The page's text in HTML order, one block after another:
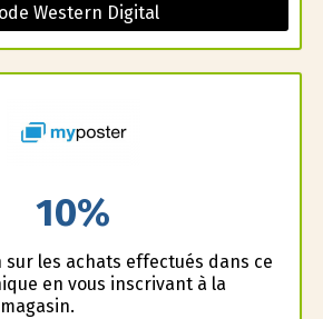
Western Digital
10%
sur les achats effectués dans ce
en vous inscrivant à la